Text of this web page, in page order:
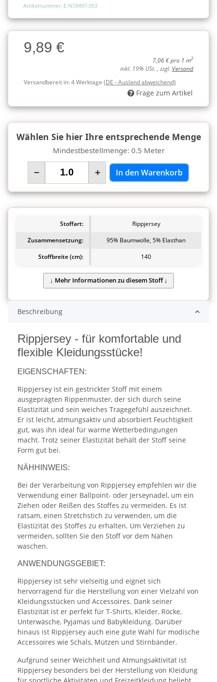
Artikelnummer: E-N18497-053
Charge
Charge9,89 €
7,06 € pro 1 m2
inkl. 19% USt. , zzgl. Versand
Versandbereit in:4 Werktage (DE - Ausland abweichend)
Frage zum Artikel
Wählen Sie hier Ihre entsprechende Menge
Mindestbestellmenge: 0.5 Meter
− + In den Warenkorb
Stoffart:
Rippjersey
Zusammensetzung:
95% Baumwolle, 5% Elasthan
Stoffbreite (cm):
140
Beschreibung
Rippjersey - für komfortable und
flexible Kleidungsstücke!
EIGENSCHAFTEN:
Rippjersey ist ein gestrickter Stoff mit einem
ausgeprägten Rippenmuster, der sich durch seine
Elastizität und sein weiches Tragegefühl auszeichnet.
Er ist leicht, atmungsaktiv und absorbiert Feuchtigkeit
gut, was ihn ideal für warme Wetterbedingungen
macht. Trotz seiner Elastizität behält der Stoff seine
Form gut bei.
NÄHHINWEIS:
Bei der Verarbeitung von Rippjersey empfehlen wir die
Verwendung einer Ballpoint- oder Jerseynadel, um ein
Ziehen oder Reißen des Stoffes zu vermeiden. Es ist
ratsam, einen Stretchstich zu verwenden, um die
Elastizität des Stoffes zu erhalten. Um Verziehen zu
vermeiden, sollten Sie den Stoff vor dem Nähen
waschen.
ANWENDUNGSGEBIET:
Rippjersey ist sehr vielseitig und eignet sich
hervorragend für die Herstellung von einer Vielzahl von
Kleidungsstücken und Accessoires. Dank seiner
Elastizität ist er perfekt für T-Shirts, Kleider, Röcke,
Unterwäsche, Pyjamas und Babykleidung. Darüber
hinaus ist Rippjersey auch eine gute Wahl für modische
Accessoires wie Schals, Mützen und Stirnbänder.
Aufgrund seiner Weichheit und Atmungsaktivität ist
Rippjersey besonders bei der Herstellung von Kleidung